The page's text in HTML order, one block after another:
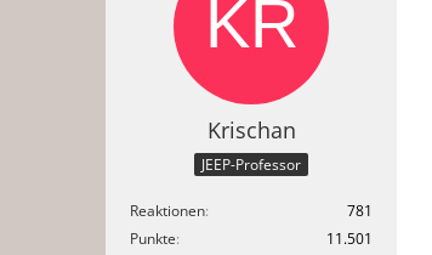
Krischan
JEEP-Professor
Reaktionen
781
Punkte
11.501